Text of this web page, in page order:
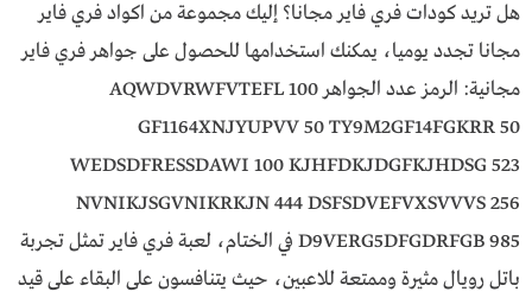
هل تريد كودات فري فاير مجانا؟ إليك مجموعة من اكواد فري فاير
مجانا تجدد يوميا، يمكنك استخدامها للحصول على جواهر فري فاير
مجانية: الرمز عدد الجواهر AQWDVRWFVTEFL 100
GF1164XNJYUPVV 50 TY9M2GF14FGKRR 50
WEDSDFRESSDAWI 100 KJHFDKJDGFKJHDSG 523
NVNIKJSGVNIKRKJN 444 DSFSDVEFVXSVVVS 256
D9VERG5DFGDRFGB 985 في الختام، لعبة فري فاير تمثل تجربة
باتل رويال مثيرة وممتعة للاعبين، حيث يتنافسون على البقاء على قيد